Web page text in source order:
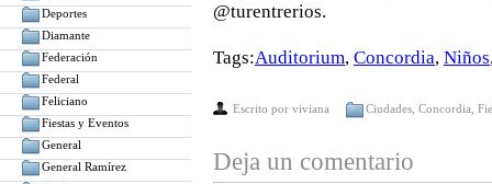
Deportes
Diamante
Federación
Federal
Feliciano
Fiestas y Eventos
General
General Ramírez
@turentrerios.
Tags:Auditorium, Concordia, Niños
Escrito por viviana Ciudades Concordia
Deja un comentario